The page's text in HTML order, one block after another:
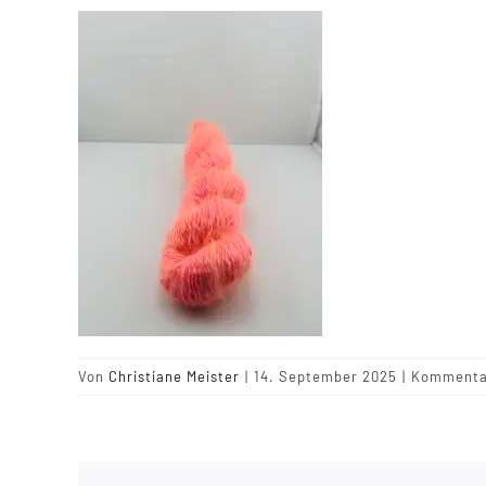
Von Christiane Meister | 14. September 2025 |